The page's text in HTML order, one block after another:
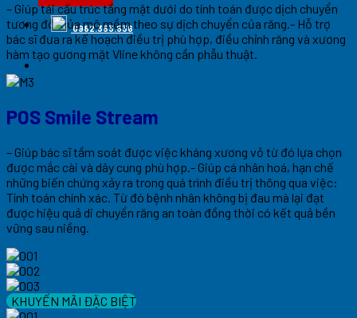
0982.353.536
– Giúp tái cấu trúc tầng mặt dưới do tính toán được dịch chuyển
tương đối của mô mềm theo sự dịch chuyển của răng.- Hỗ trợ
bác sĩ đưa ra kế hoạch điều trị phù hợp, điều chỉnh răng và xương
hàm tạo gương mặt Vline không cần phẫu thuật.
POS Smile Stream
– Giúp bác sĩ tầm soát được việc kháng xương vỏ từ đó lựa chọn
được mắc cài và dây cung phù hợp.- Giúp cá nhân hoá, hạn chế
những biến chứng xảy ra trong quá trình điều trị thông qua việc:
Tính toán chính xác. Từ đó bệnh nhân không bị đau mà lại đạt
được hiệu quả di chuyển răng an toàn đồng thời có kết quả bền
vững sau niềng.
KHUYẾN MÃI ĐẶC BIỆT